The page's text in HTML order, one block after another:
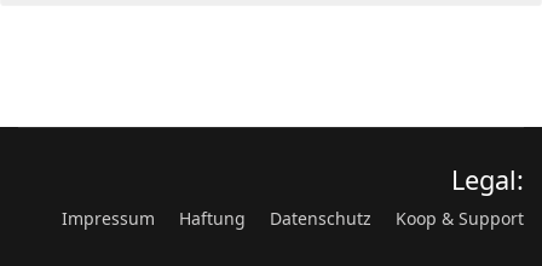
Legal:
Impressum Haftung Datenschutz Koop & Support